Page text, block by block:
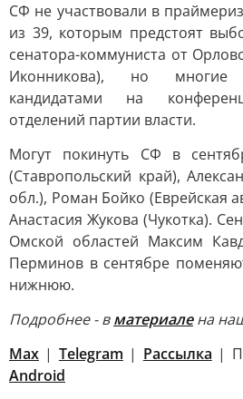
СФ не участвовали в
из 39, которым предстоят
сенатора-коммуниста от
Иконникова), но многие
кандидатами на
отделений партии власти.
Могут покинуть СФ в
(Ставропольский край),
обл.), Роман Бойко (Еврейская
Анастасия Жукова (Чукотка).
Омской областей Максим
Перминов в сентябре
нижнюю.
Подробнее - вматериалена
Max | Telegram | Рассылка |
Android